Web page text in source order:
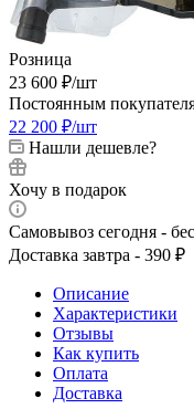
Розница
23 600 ₽/шт
Постоянным
22 200 ₽/шт
Нашли дешевле?
Хочу в подарок
Самовывоз сегодня -
Доставка завтра - 390 ₽
Описание
Характеристики
Отзывы
Как купить
Оплата
Доставка